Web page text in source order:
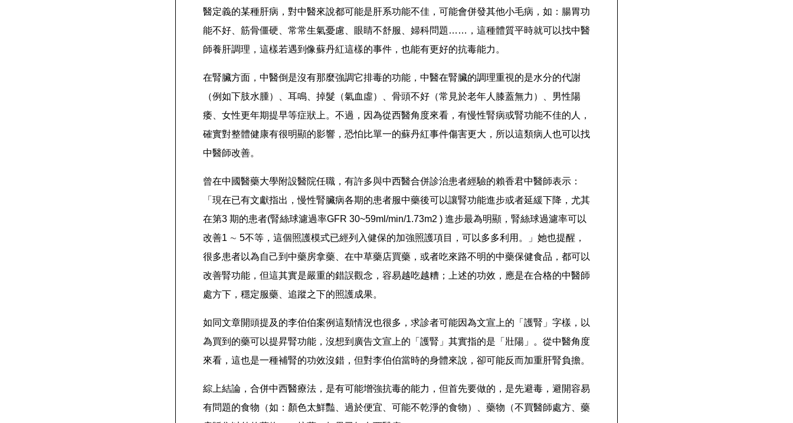
醫定義的某種肝病，對中醫來說都可能是肝系功能不佳，可能會併發其他小毛病，如：腸胃功
能不好、筋骨僵硬、常常生氣憂慮、眼睛不舒服、婦科問題……，這種體質平時就可以找中醫
師養肝調理，這樣若遇到像蘇丹紅這樣的事件，也能有更好的抗毒能力。
在腎臟方面，中醫倒是沒有那麼強調它排毒的功能，中醫在腎臟的調理重視的是水分的代謝
（例如下肢水腫）、耳鳴、掉髮（氣血虛）、骨頭不好（常見於老年人膝蓋無力）、男性陽
痿、女性更年期提早等症狀上。不過，因為從西醫角度來看，有慢性腎病或腎功能不佳的人，
確實對整體健康有很明顯的影響，恐怕比單一的蘇丹紅事件傷害更大，所以這類病人也可以找
中醫師改善。
曾在中國醫藥大學附設醫院任職，有許多與中西醫合併診治患者經驗的賴香君中醫師表示：
「現在已有文獻指出，慢性腎臟病各期的患者服中藥後可以讓腎功能進步或者延緩下降，尤其
在第3 期的患者(腎絲球濾過率GFR 30~59ml/min/1.73m2 ) 進步最為明顯，腎絲球過濾率可以
改善1 ∼ 5不等，這個照護模式已經列入健保的加強照護項目，可以多多利用。」她也提醒，
很多患者以為自己到中藥房拿藥、在中草藥店買藥，或者吃來路不明的中藥保健食品，都可以
改善腎功能，但這其實是嚴重的錯誤觀念，容易越吃越糟；上述的功效，應是在合格的中醫師
處方下，穩定服藥、追蹤之下的照護成果。
如同文章開頭提及的李伯伯案例這類情況也很多，求診者可能因為文宣上的「護腎」字樣，以
為買到的藥可以提昇腎功能，沒想到廣告文宣上的「護腎」其實指的是「壯陽」。從中醫角度
來看，這也是一種補腎的功效沒錯，但對李伯伯當時的身體來說，卻可能反而加重肝腎負擔。
綜上結論，合併中西醫療法，是有可能增強抗毒的能力，但首先要做的，是先避毒，避開容易
有問題的食物（如：顏色太鮮豔、過於便宜、可能不乾淨的食物）、藥物（不買醫師處方、藥